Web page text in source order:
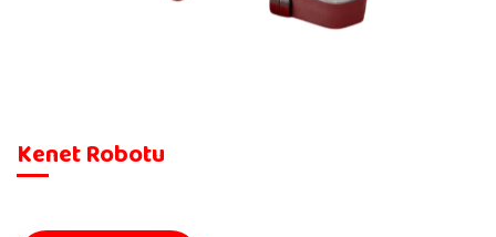
Kenet Robotu